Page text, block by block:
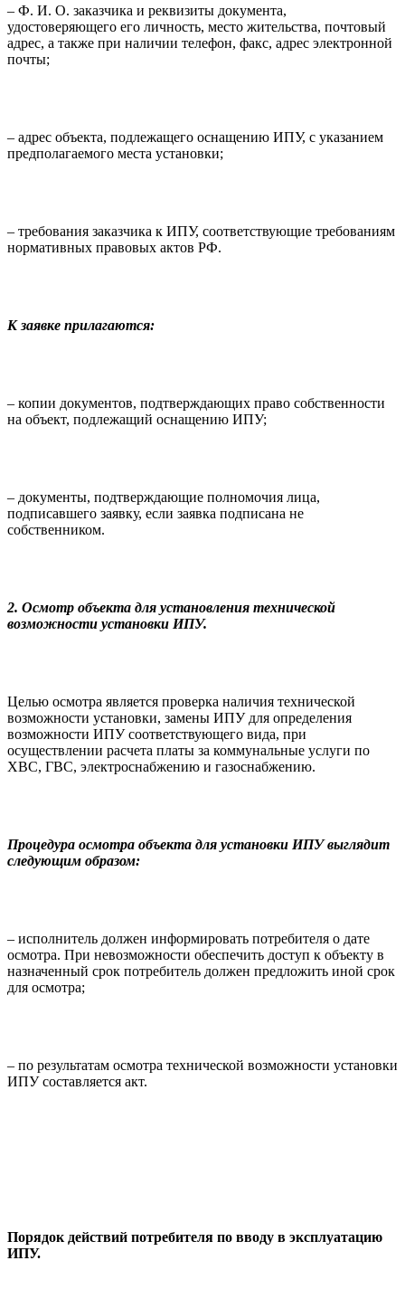
– Ф. И. О. заказчика и реквизиты документа,
удостоверяющего его личность, место жительства, почтовый
адрес, а также при наличии телефон, факс, адрес электронной
почты;
– адрес объекта, подлежащего оснащению ИПУ, с указанием
предполагаемого места установки;
– требования заказчика к ИПУ, соответствующие требованиям
нормативных правовых актов РФ.
К заявке прилагаются:
– копии документов, подтверждающих право собственности
на объект, подлежащий оснащению ИПУ;
– документы, подтверждающие полномочия лица,
подписавшего заявку, если заявка подписана не
собственником.
2. Осмотр объекта для установления технической
возможности установки ИПУ.
Целью осмотра является проверка наличия технической
возможности установки, замены ИПУ для определения
возможности ИПУ соответствующего вида, при
осуществлении расчета платы за коммунальные услуги по
ХВС, ГВС, электроснабжению и газоснабжению.
Процедура осмотра объекта для установки ИПУ выглядит
следующим образом:
– исполнитель должен информировать потребителя о дате
осмотра. При невозможности обеспечить доступ к объекту в
назначенный срок потребитель должен предложить иной срок
для осмотра;
– по результатам осмотра технической возможности установки
ИПУ составляется акт.
Порядок действий потребителя по вводу в эксплуатацию
ИПУ.